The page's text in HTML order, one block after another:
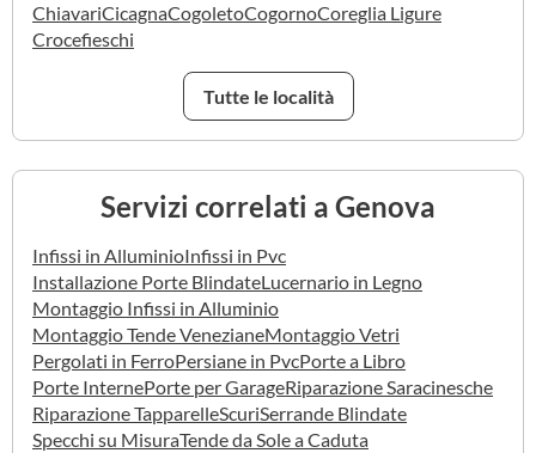
ChiavariCicagnaCogoletoCogornoCoreglia Ligure
Crocefieschi
Tutte le località
Servizi correlati a Genova
Infissi in AlluminioInfissi in Pvc
Installazione Porte BlindateLucernario in Legno
Montaggio Infissi in Alluminio
Montaggio Tende VenezianeMontaggio Vetri
Pergolati in FerroPersiane in PvcPorte a Libro
Porte InternePorte per GarageRiparazione Saracinesche
Riparazione TapparelleScuriSerrande Blindate
Specchi su MisuraTende da Sole a Caduta